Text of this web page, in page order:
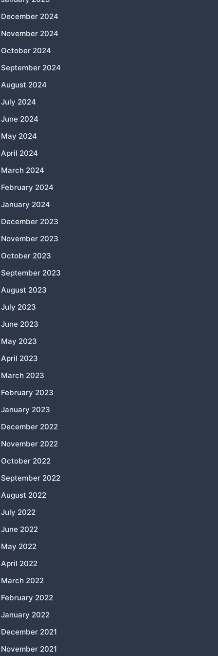
December 2024
November 2024
October 2024
September 2024
August 2024
July 2024
June 2024
May 2024
April 2024
March 2024
February 2024
January 2024
December 2023
November 2023
October 2023
September 2023
August 2023
July 2023
June 2023
May 2023
April 2023
March 2023
February 2023
January 2023
December 2022
November 2022
October 2022
September 2022
August 2022
July 2022
June 2022
May 2022
April 2022
March 2022
February 2022
January 2022
December 2021
November 2021